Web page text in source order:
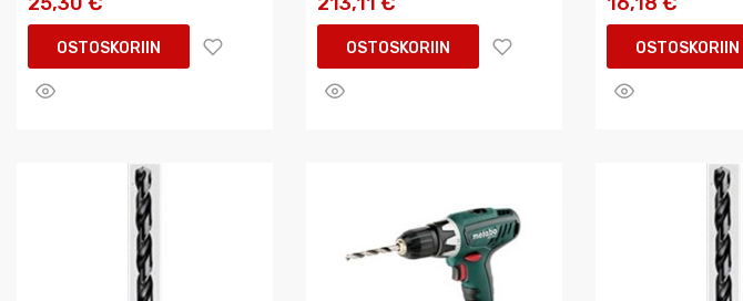
OSTOSKORIIN OSTOSKORIIN OSTOSKORIIN